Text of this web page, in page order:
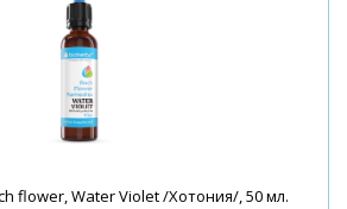
flower, Water Violet /Хотония/, 50 мл.